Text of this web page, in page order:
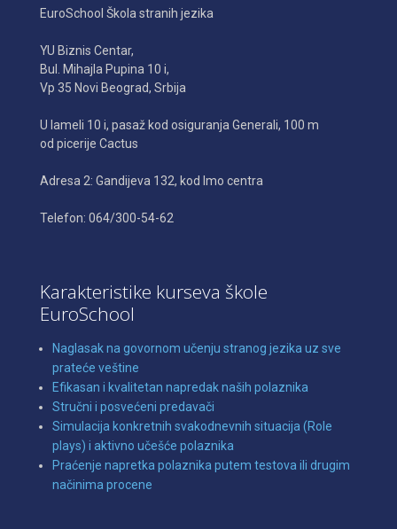
EuroSchool Škola stranih jezika
YU Biznis Centar,
Bul. Mihajla Pupina 10 i,
Vp 35 Novi Beograd, Srbija
U lameli 10 i, pasaž kod osiguranja Generali, 100 m
od picerije Cactus
Adresa 2: Gandijeva 132, kod Imo centra
Telefon: 064/300-54-62
Karakteristike kurseva škole
EuroSchool
Naglasak na govornom učenju stranog jezika uz sve
prateće veštine
Efikasan i kvalitetan napredak naših polaznika
Stručni i posvećeni predavači
Simulacija konkretnih svakodnevnih situacija (Role
plays) i aktivno učešće polaznika
Praćenje napretka polaznika putem testova ili drugim
načinima procene